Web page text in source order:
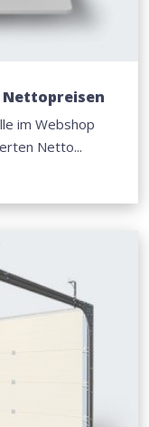
im Webshop
Netto...